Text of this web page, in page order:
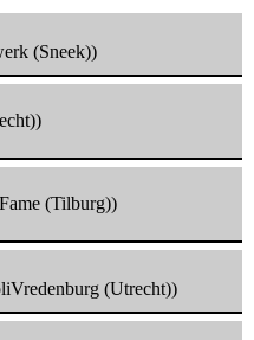
(Sneek))
(Tilburg))
(Utrecht))